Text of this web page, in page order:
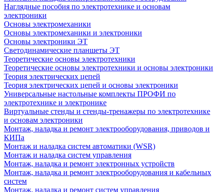
Наглядные пособия по электротехнике и основам
электроники
Основы электромеханики
Основы электромеханики и электроники
Основы электроники ЭТ
Светодинамические планшеты ЭТ
Теоретические основы электротехники
Теоретические основы электротехники и основы электроники
Теория электрических цепей
Теория электрических цепей и основы электроники
Универсальные настольные комплекты ПРОФИ по
электротехнике и электронике
Виртуальные стенды и стенды-тренажеры по электротехнике
и основам электроники
Монтаж, наладка и ремонт электрооборудования, приводов и
КИПа
Монтаж и наладка систем автоматики (WSR)
Монтаж и наладка систем управления
Монтаж, наладка и ремонт электронных устройств
Монтаж, наладка и ремонт электрооборудования и кабельных
систем
Монтаж, наладка и ремонт систем управления